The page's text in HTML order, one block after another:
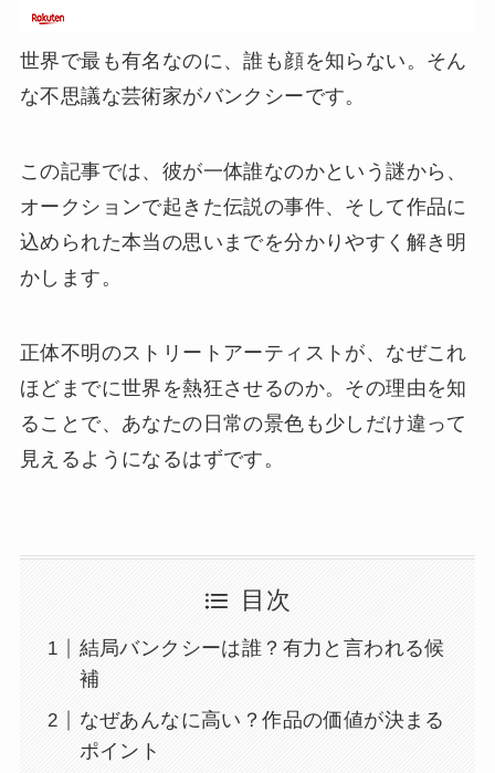
世界で最も有名なのに、誰も顔を知らない。そん
な不思議な芸術家がバンクシーです。
この記事では、彼が一体誰なのかという謎から、
オークションで起きた伝説の事件、そして作品に
込められた本当の思いまでを分かりやすく解き明
かします。
正体不明のストリートアーティストが、なぜこれ
ほどまでに世界を熱狂させるのか。その理由を知
ることで、あなたの日常の景色も少しだけ違って
見えるようになるはずです。
目次
結局バンクシーは誰？有力と言われる候
補
なぜあんなに高い？作品の価値が決まる
ポイント